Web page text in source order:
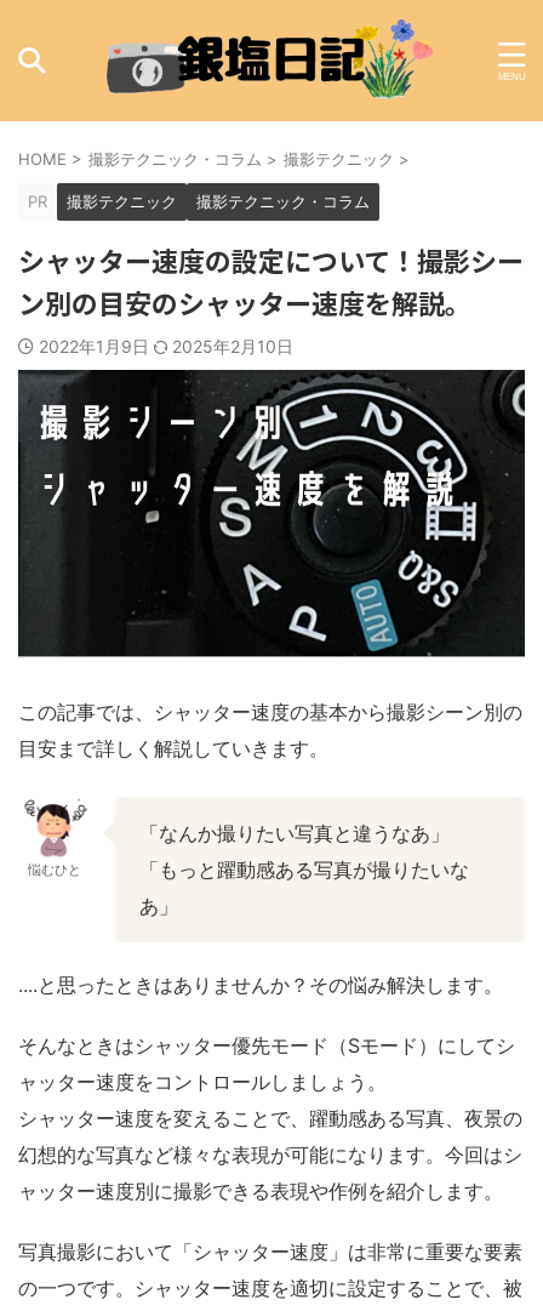
HOME > 撮影テクニック・コラム > 撮影テクニック >
PR 撮影テクニック 撮影テクニック・コラム
シャッター速度の設定について！撮影シー
ン別の目安のシャッター速度を解説。
2022年1月9日 2025年2月10日
この記事では、シャッター速度の基本から撮影シーン別の
目安まで詳しく解説していきます。
悩むひと
「なんか撮りたい写真と違うなあ」
「もっと躍動感ある写真が撮りたいな
あ」
....と思ったときはありませんか？その悩み解決します。
そんなときはシャッター優先モード（Sモード）にしてシ
ャッター速度をコントロールしましょう。
シャッター速度を変えることで、躍動感ある写真、夜景の
幻想的な写真など様々な表現が可能になります。今回はシ
ャッター速度別に撮影できる表現や作例を紹介します。
写真撮影において「シャッター速度」は非常に重要な要素
の一つです。シャッター速度を適切に設定することで、被